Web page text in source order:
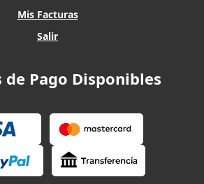
Mis Facturas
Salir
de Pago Disponibles